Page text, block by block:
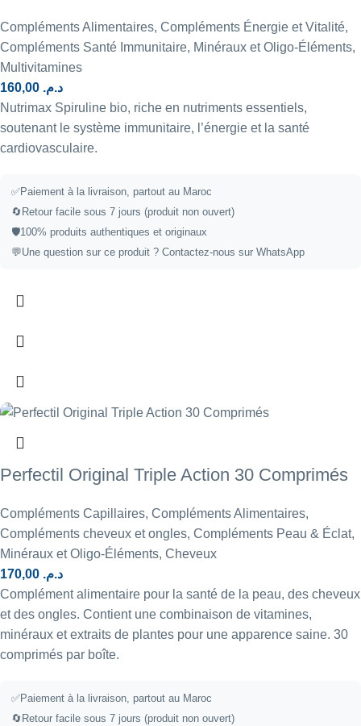
Compléments Alimentaires, Compléments Énergie et Vitalité,
Compléments Santé Immunitaire, Minéraux et Oligo-Éléments,
Multivitamines
د.م.
Nutrimax Spiruline bio, riche en nutriments essentiels,
soutenant le système immunitaire, l’énergie et la santé
cardiovasculaire.
✅Paiement à la livraison, partout au Maroc
🔄 Retour facile sous 7 jours (produit non ouvert)
🛡️100% produits authentiques et originaux
💬Une question sur ce produit ? Contactez-nous sur WhatsApp
Perfectil Original Triple Action 30 Comprimés
Compléments Capillaires, Compléments Alimentaires,
Compléments cheveux et ongles, Compléments Peau & Éclat,
Minéraux et Oligo-Éléments, Cheveux
د.م.
Complément alimentaire pour la santé de la peau, des cheveux
et des ongles. Contient une combinaison de vitamines,
minéraux et extraits de plantes pour une apparence saine. 30
comprimés par boîte.
✅Paiement à la livraison, partout au Maroc
🔄 Retour facile sous 7 jours (produit non ouvert)